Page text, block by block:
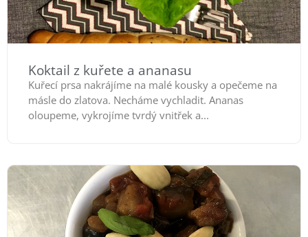
Koktail z kuřete a ananasu
Kuřecí prsa nakrájíme na malé kousky a opečeme na
másle do zlatova. Necháme vychladit. Ananas
oloupeme, vykrojíme tvrdý vnitřek a...